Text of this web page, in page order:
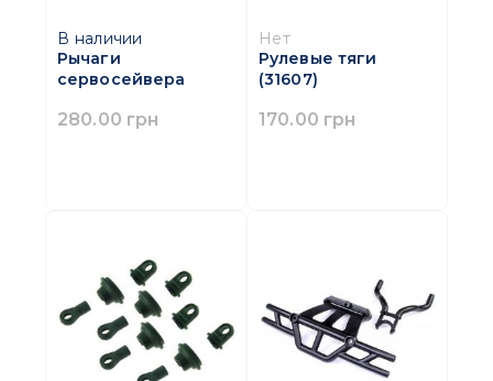
В наличии
Рычаги
сервосейвера
280.00 грн
Нет
Рулевые тяги
(31607)
170.00 грн